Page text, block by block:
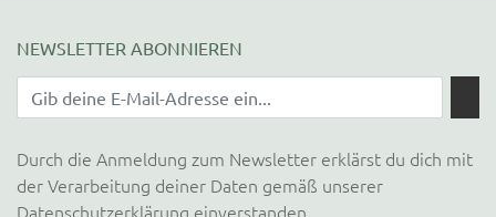
NEWSLETTER ABONNIEREN
Durch die Anmeldung zum Newsletter erklärst du dich mit
der Verarbeitung deiner Daten gemäß unserer
Datenschutzerklärung einverstanden.